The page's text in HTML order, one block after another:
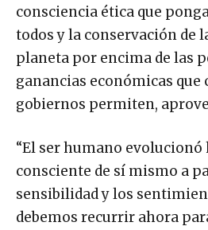
consciencia ética que
todos y la conservación de
planeta por encima de las
ganancias económicas que
gobiernos permiten,
“El ser humano evolucionó
consciente de sí mismo a
sensibilidad y los
debemos recurrir ahora